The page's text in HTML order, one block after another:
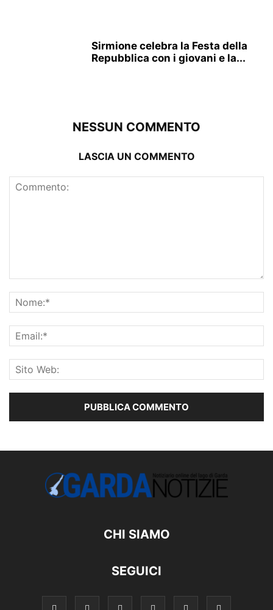
Sirmione celebra la Festa della
Repubblica con i giovani e la...
NESSUN COMMENTO
LASCIA UN COMMENTO
CHI SIAMO
SEGUICI